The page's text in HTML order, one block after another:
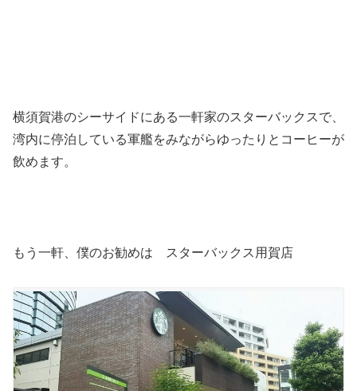
横須賀港のシーサイドにある一軒家のスターバックスで、
湾内に停泊している軍艦をみながらゆったりとコーヒーが
飲めます。
もう一軒、僕のお勧めは スターバックス用賀店